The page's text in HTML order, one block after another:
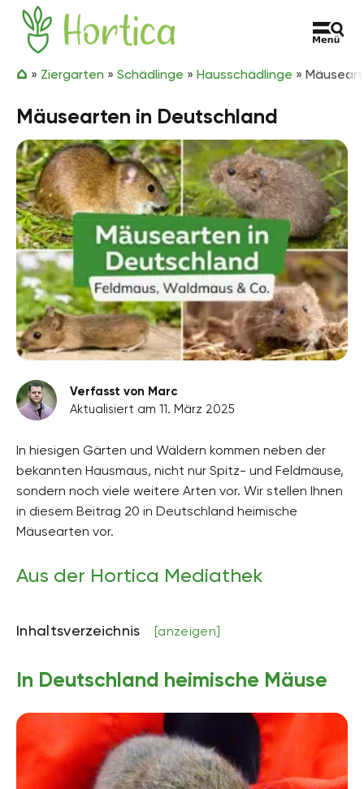
Zum Inhalt springen
Hortica
» Ziergarten » Schädlinge » Hausschädlinge »
Mäusearten in Deutschland
Verfasst von Marc
Aktualisiert am 11. März 2025
In hiesigen Gärten und Wäldern kommen neben der
bekannten Hausmaus, nicht nur Spitz- und Feldmäuse,
sondern noch viele weitere Arten vor. Wir stellen Ihnen
in diesem Beitrag 20 in Deutschland heimische
Mäusearten vor.
Aus der Hortica Mediathek
Inhaltsverzeichnis [anzeigen]
In Deutschland heimische Mäuse